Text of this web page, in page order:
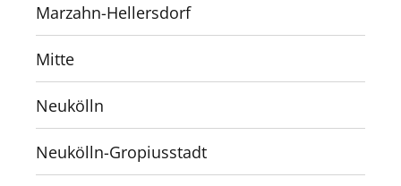
Marzahn-Hellersdorf
Mitte
Neukölln
Neukölln-Gropiusstadt